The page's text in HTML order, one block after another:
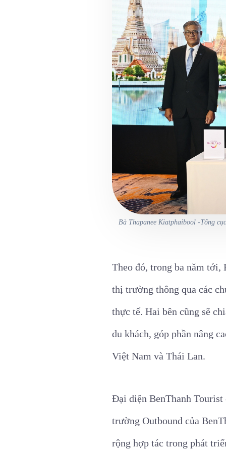
Bà Thapanee Kiatphaibool -Tổng
Theo đó, trong ba năm tới,
thị trường thông qua các
thực tế. Hai bên cũng sẽ
du khách, góp phần nâng
Việt Nam và Thái Lan.
Đại diện BenThanh
trường Outbound của
rộng hợp tác trong phát